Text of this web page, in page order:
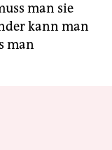
man sie
kann man
man